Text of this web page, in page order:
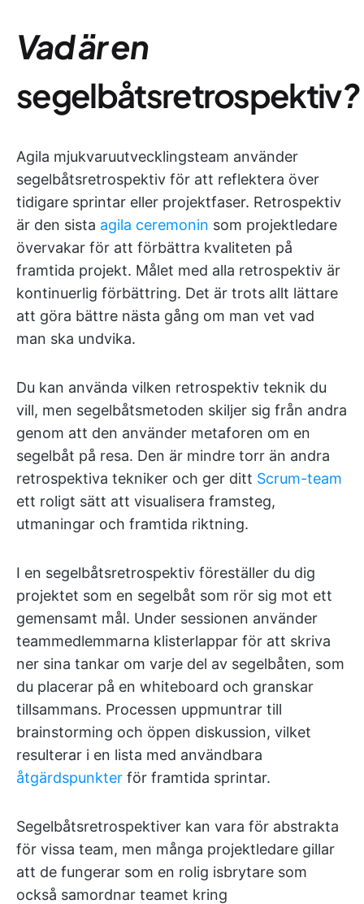
Vad är en
segelbåtsretrospektiv?
Agila mjukvaruutvecklingsteam använder
segelbåtsretrospektiv för att reflektera över
tidigare sprintar eller projektfaser. Retrospektiv
är den sista agila ceremonin som projektledare
övervakar för att förbättra kvaliteten på
framtida projekt. Målet med alla retrospektiv är
kontinuerlig förbättring. Det är trots allt lättare
att göra bättre nästa gång om man vet vad
man ska undvika.
Du kan använda vilken retrospektiv teknik du
vill, men segelbåtsmetoden skiljer sig från andra
genom att den använder metaforen om en
segelbåt på resa. Den är mindre torr än andra
retrospektiva tekniker och ger ditt Scrum-team
ett roligt sätt att visualisera framsteg,
utmaningar och framtida riktning.
I en segelbåtsretrospektiv föreställer du dig
projektet som en segelbåt som rör sig mot ett
gemensamt mål. Under sessionen använder
teammedlemmarna klisterlappar för att skriva
ner sina tankar om varje del av segelbåten, som
du placerar på en whiteboard och granskar
tillsammans. Processen uppmuntrar till
brainstorming och öppen diskussion, vilket
resulterar i en lista med användbara
åtgärdspunkter för framtida sprintar.
Segelbåtsretrospektiver kan vara för abstrakta
för vissa team, men många projektledare gillar
att de fungerar som en rolig isbrytare som
också samordnar teamet kring